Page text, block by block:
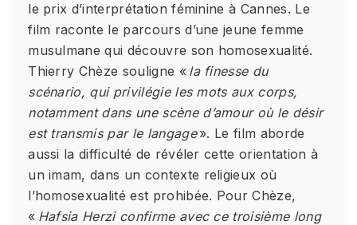
le prix d’interprétation féminine à Cannes. Le
film raconte le parcours d’une jeune femme
musulmane qui découvre son homosexualité.
Thierry Chèze souligne « la finesse du
scénario, qui privilégie les mots aux corps,
notamment dans une scène d’amour où le désir
est transmis par le langage». Le film aborde
aussi la difficulté de révéler cette orientation à
un imam, dans un contexte religieux où
l’homosexualité est prohibée. Pour Chèze,
« Hafsia Herzi confirme avec ce troisième long